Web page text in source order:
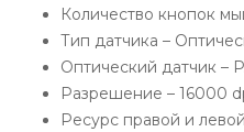
Количество кнопок
Тип датчика –
Оптический датчик –
Разрешение – 16000
Ресурс правой и